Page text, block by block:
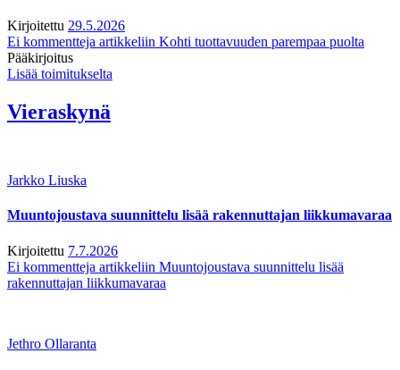
Kirjoitettu 29.5.2026
Ei kommentteja artikkeliin Kohti tuottavuuden parempaa puolta
Pääkirjoitus
Lisää toimitukselta
Vieraskynä
Jarkko Liuska
Muuntojoustava suunnittelu lisää rakennuttajan liikkumavaraa
Kirjoitettu 7.7.2026
Ei kommentteja artikkeliin Muuntojoustava suunnittelu lisää
rakennuttajan liikkumavaraa
Jethro Ollaranta